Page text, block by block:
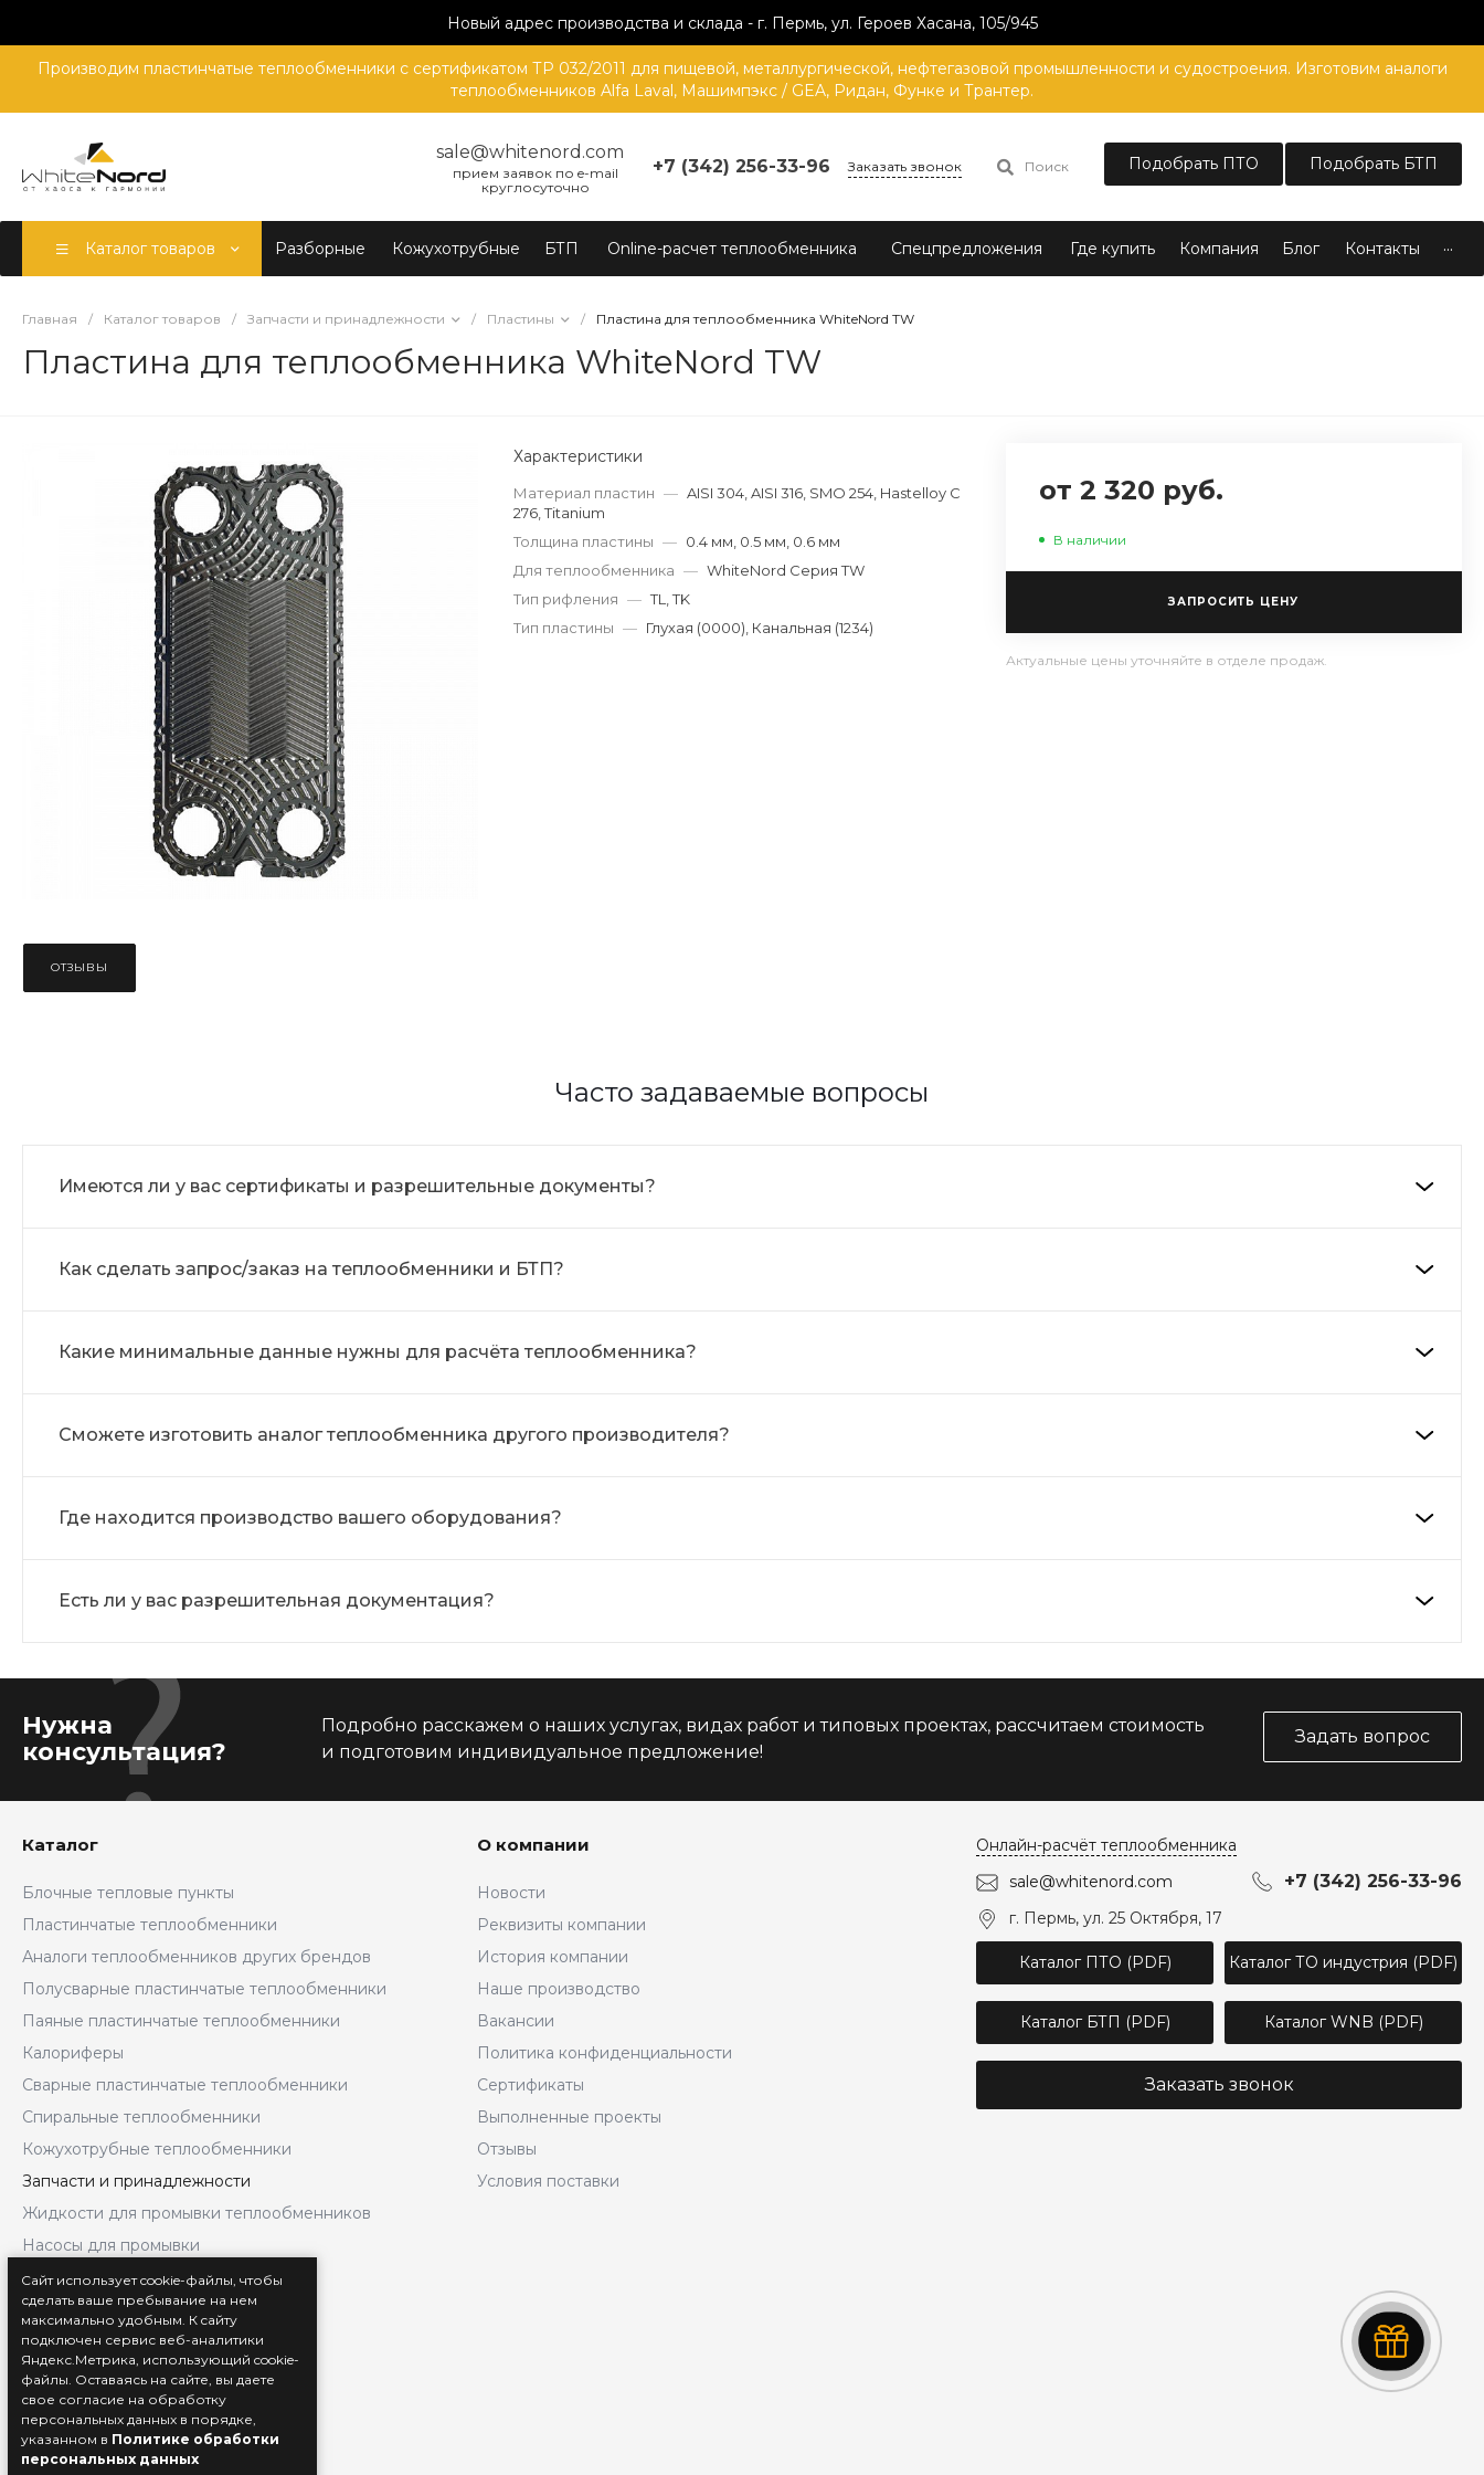
Новый адрес производства и склада - г. Пермь, ул. Героев Хасана, 105/945
Производим пластинчатые теплообменники с сертификатом ТР 032/2011 для пищевой, металлургической, нефтегазовой промышленности и судостроения. Изготовим аналоги
теплообменников Alfa Laval, Машимпэкс / GEA, Ридан, Функе и Трантер.
sale@whitenord.com
прием заявок по e-mail
круглосуточно
+7 (342) 256-33-96 Заказать звонок Поиск Подобрать ПТО Подобрать БТП
Каталог товаров Разборные Кожухотрубные БТП Online-расчет теплообменника Спецпредложения Где купить Компания Блог Контакты ...
Главная / Каталог товаров / Запчасти и принадлежности / Пластины / Пластина для теплообменника WhiteNord TW
Пластина для теплообменника WhiteNord TW
Характеристики
Материал пластин — AISI 304, AISI 316, SMO 254, Hastelloy C
276, Titanium
Толщина пластины — 0.4 мм, 0.5 мм, 0.6 мм
Для теплообменника — WhiteNord Серия TW
Тип рифления — TL, TK
Тип пластины — Глухая (0000), Канальная (1234)
от 2 320 руб.
В наличии
ЗАПРОСИТЬ ЦЕНУ
Актуальные цены уточняйте в отделе продаж.
ОТЗЫВЫ
Сайт использует cookie-файлы, чтобы
сделать ваше пребывание на нем
максимально удобным. К cайту
подключен сервис веб-аналитики
Яндекс.Метрика, использующий cookie-
файлы. Оставаясь на сайте, вы даете
свое согласие на обработку
персональных данных в порядке,
указанном в Политике обработки
персональных данных
Часто задаваемые вопросы
Имеются ли у вас сертификаты и разрешительные документы?
Как сделать запрос/заказ на теплообменники и БТП?
Какие минимальные данные нужны для расчёта теплообменника?
Сможете изготовить аналог теплообменника другого производителя?
Где находится производство вашего оборудования?
Есть ли у вас разрешительная документация?
Нужна
консультация?
Подробно расскажем о наших услугах, видах работ и типовых проектах, рассчитаем стоимость
и подготовим индивидуальное предложение!
Задать вопрос
Каталог
Блочные тепловые пункты
Пластинчатые теплообменники
Аналоги теплообменников других брендов
Полусварные пластинчатые теплообменники
Паяные пластинчатые теплообменники
Калориферы
Сварные пластинчатые теплообменники
Спиральные теплообменники
Кожухотрубные теплообменники
Запчасти и принадлежности
Жидкости для промывки теплообменников
Насосы для промывки
Комплекты быстрого монтажа
Насосные станции
Блок-контейнеры
Автоматика
Услуги металлообработки
О компании
Новости
Реквизиты компании
История компании
Наше производство
Вакансии
Политика конфиденциальности
Сертификаты
Выполненные проекты
Отзывы
Условия поставки
Онлайн-расчёт теплообменника
sale@whitenord.com
+7 (342) 256-33-96
г. Пермь, ул. 25 Октября, 17
Каталог ПТО (PDF) Каталог ТО индустрия (PDF)
Каталог БТП (PDF) Каталог WNB (PDF)
Заказать звонок